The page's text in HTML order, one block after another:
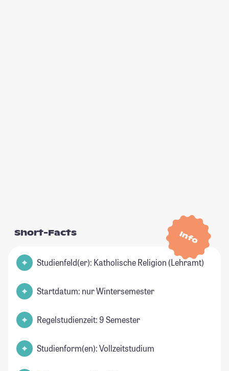
Info
Short-Facts
Studienfeld(er): Katholische Religion (Lehramt)
Startdatum: nur Wintersemester
Regelstudienzeit: 9 Semester
Studienform(en): Vollzeitstudium